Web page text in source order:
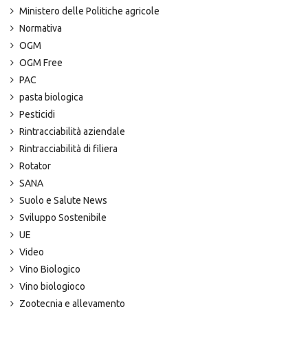
Ministero delle Politiche agricole
Normativa
OGM
OGM Free
PAC
pasta biologica
Pesticidi
Rintracciabilità aziendale
Rintracciabilità di filiera
Rotator
SANA
Suolo e Salute News
Sviluppo Sostenibile
UE
Video
Vino Biologico
Vino biologioco
Zootecnia e allevamento